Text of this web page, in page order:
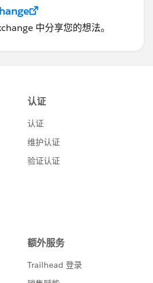
中分享您的想法。